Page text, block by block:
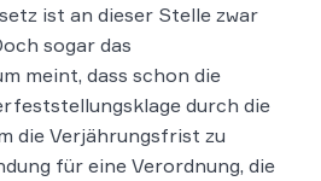
ist an dieser Stelle zwar
sogar das
meint, dass schon die
durch die
die Verjährungsfrist zu
für eine Verordnung, die